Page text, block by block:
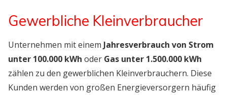
Gewerbliche Kleinverbraucher
Unternehmen mit einem Jahresverbrauch von Strom
unter 100.000 kWh oder Gas unter 1.500.000 kWh
zählen zu den gewerblichen Kleinverbrauchern. Diese
Kunden werden von großen Energieversorgern häufig